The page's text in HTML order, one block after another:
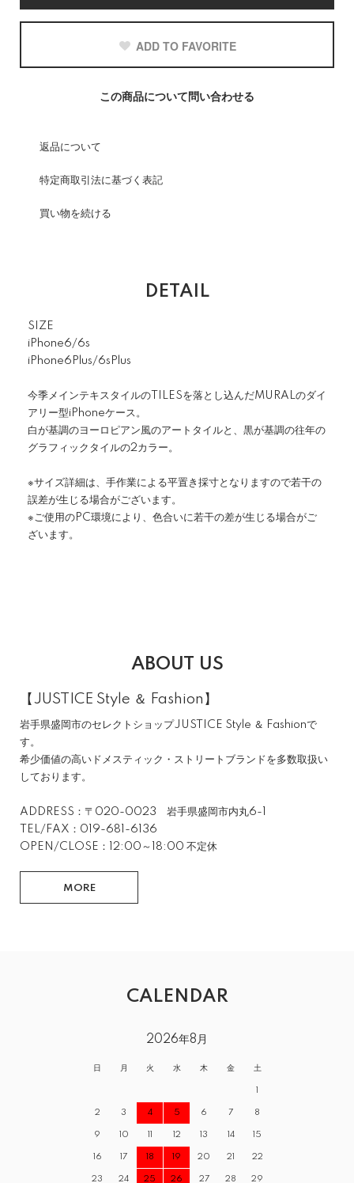
ADD TO FAVORITE
この商品について問い合わせる
返品について
特定商取引法に基づく表記
買い物を続ける
DETAIL
SIZE
iPhone6/6s
iPhone6Plus/6sPlus
今季メインテキスタイルのTILESを落とし込んだMURALのダイ
アリー型iPhoneケース。
白が基調のヨーロピアン風のアートタイルと、黒が基調の往年の
グラフィックタイルの2カラー。
※サイズ詳細は、手作業による平置き採寸となりますので若干の
誤差が生じる場合がございます。
※ご使用のPC環境により、色合いに若干の差が生じる場合がご
ざいます。
ABOUT US
【JUSTICE Style ＆ Fashion】
岩手県盛岡市のセレクトショップJUSTICE Style ＆ Fashionで
す。
希少価値の高いドメスティック・ストリートブランドを多数取扱い
しております。
ADDRESS：〒020-0023 岩手県盛岡市内丸6-1
TEL/FAX：019-681-6136
OPEN/CLOSE：12:00～18:00 不定休
MORE
CALENDAR
2026年8月
日 月 火 水 木 金 土
1
2 3 4 5 6 7 8
9 10 11 12 13 14 15
16 17 18 19 20 21 22
23 24 25 26 27 28 29